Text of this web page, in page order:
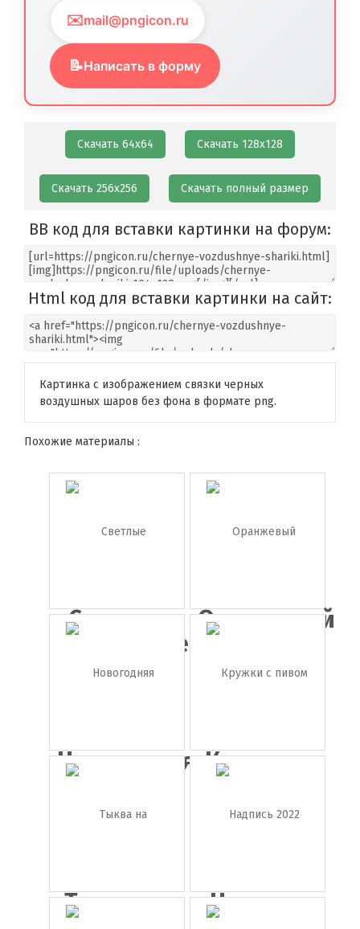
✉️mail@pngicon.ru
📝Написать в форму
Скачать 64х64 Скачать 128х128
Скачать 256х256 Скачать полный размер
BB код для вставки картинки на форум:
Html код для вставки картинки на сайт:
Картинка с изображением связки черных
воздушных шаров без фона в формате png.
Похожие материалы :
Светлые
воздушные...
Оранжевый
бантик
Новогодняя Кружки с
пивом в ...
Тыква на
Надпись